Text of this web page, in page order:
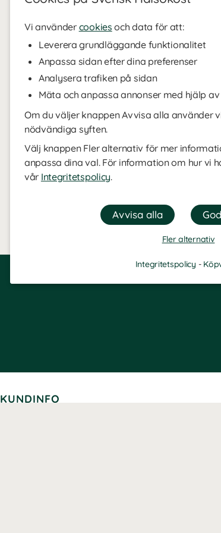
Vi använder cookies och data för att:
Leverera grundläggande funktionalitet
Anpassa sidan efter dina preferenser
Analysera trafiken på sidan
Mäta och anpassa annonser med hjälp
Om du väljer knappen Avvisa alla använder
nödvändiga syften.
Välj knappen Fler alternativ för mer
anpassa dina val. För information om hur vi
vår Integritetspolicy.
Fler alternativ
Integritetspolicy -
KUNDINFO